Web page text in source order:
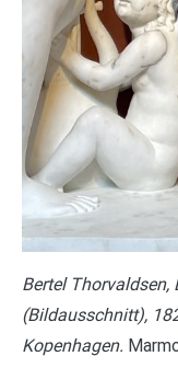
Bertel Thorvaldsen,
(Bildausschnitt),
Kopenhagen.